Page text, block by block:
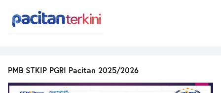
PMB STKIP PGRI Pacitan 2025/2026